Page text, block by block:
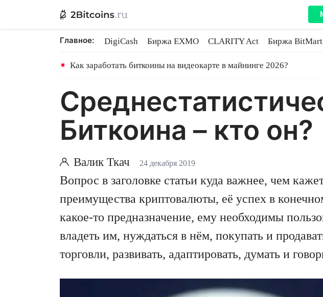
Главное: DigiCash Биржа EXMO CLARITY Act Биржа BitMart
Как заработать биткоины на видеокарте в майнинге 2026?
Биткоина – кто он?
Валик Ткач 24 декабря 2019
Вопрос в заголовке статьи куда важнее, чем
преимущества криптовалюты, её успех в
какое-то предназначение, ему необходимы
владеть им, нуждаться в нём, покупать и
торговли, развивать, адаптировать, думать и